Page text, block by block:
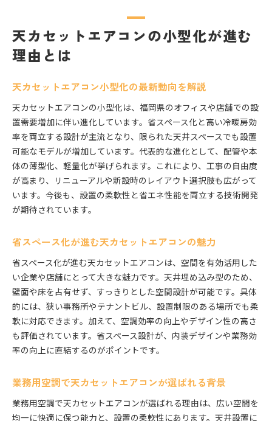
天カセットエアコン3馬力モデルの選び方ガイド
業務用空調で人気の3馬力天カセエアコン性能比較
3馬力天カセットエアコンの導入メリットとは
業務用3馬力エアコンの配管サイズと設置条件
天カセットエアコン3馬力モデルの最新機能解説
空間効率を高めるコンパクト天カセの選び方
天カセットエアコンで実現する空間効率アップ術
コンパクト天カセエアコンの選定ポイント総まと
め
設置スペースに合わせた天カセットエアコン活用
法
省エネ重視のコンパクト天カセ選びのコツ
天カセットエアコン新型モデルの特徴と選び方
設置場所に悩むなら天カセットエアコンが有効
設置場所に応じた天カセットエアコンの提案例
天カセットエアコン設置時の配管サイズの考慮点
限られた天井スペースでの天カセ設置ポイント
快適性を高める天カセットエアコンの設置術
天カセットエアコンの設置可能な条件を解説
省エネ性能で注目される3馬力天カセの特徴
天カセットエアコン3馬力の省エネ技術を紹介
天カセットエアコンの小型化が進む
理由とは
天カセットエアコン小型化の最新動向を解説
天カセットエアコンの小型化は、福岡県のオフィスや店舗での設
置需要増加に伴い進化しています。省スペース化と高い冷暖房効
率を両立する設計が主流となり、限られた天井スペースでも設置
可能なモデルが増加しています。代表的な進化として、配管や本
体の薄型化、軽量化が挙げられます。これにより、工事の自由度
が高まり、リニューアルや新設時のレイアウト選択肢も広がって
います。今後も、設置の柔軟性と省エネ性能を両立する技術開発
が期待されています。
省スペース化が進む天カセットエアコンの魅力
省スペース化が進む天カセットエアコンは、空間を有効活用した
い企業や店舗にとって大きな魅力です。天井埋め込み型のため、
壁面や床を占有せず、すっきりとした空間設計が可能です。具体
的には、狭い事務所やテナントビル、設置制限のある場所でも柔
軟に対応できます。加えて、空調効率の向上やデザイン性の高さ
も評価されています。省スペース設計が、内装デザインや業務効
率の向上に直結するのがポイントです。
業務用空調で天カセットエアコンが選ばれる背景
業務用空調で天カセットエアコンが選ばれる理由は、広い空間を
均一に快適に保つ能力と、設置の柔軟性にあります。天井設置に